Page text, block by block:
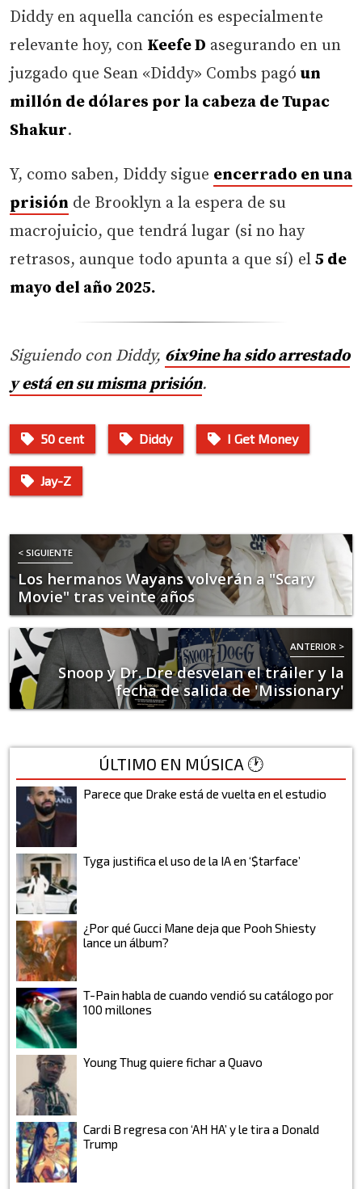
Diddy en aquella canción es especialmente
relevante hoy, con Keefe D asegurando en un
juzgado que Sean «Diddy» Combs pagó un
millón de dólares por la cabeza de Tupac
Shakur.
Y, como saben, Diddy sigue encerrado en una
prisión de Brooklyn a la espera de su
macrojuicio, que tendrá lugar (si no hay
retrasos, aunque todo apunta a que sí) el 5 de
mayo del año 2025.
Siguiendo con Diddy, 6ix9ine ha sido arrestado
y está en su misma prisión.
50 cent Diddy I Get Money
Jay-Z
< SIGUIENTE
Los hermanos Wayans volverán a "Scary
Movie" tras veinte años
ANTERIOR >
Snoop y Dr. Dre desvelan el tráiler y la
fecha de salida de 'Missionary'
ÚLTIMO EN MÚSICA 🕐
Parece que Drake está de vuelta en el estudio
Tyga justifica el uso de la IA en ‘$tarface’
¿Por qué Gucci Mane deja que Pooh Shiesty
lance un álbum?
T-Pain habla de cuando vendió su catálogo por
100 millones
Young Thug quiere fichar a Quavo
Cardi B regresa con ‘AH HA’ y le tira a Donald
Trump